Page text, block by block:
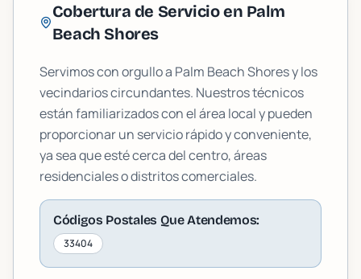
Cobertura de Servicio en Palm
Beach Shores
Servimos con orgullo a Palm Beach Shoresy los
vecindarios circundantes. Nuestros técnicos
están familiarizados con el área local y pueden
proporcionar un servicio rápido y conveniente,
ya sea que esté cerca del centro, áreas
residenciales o distritos comerciales.
Códigos Postales Que Atendemos:
33404